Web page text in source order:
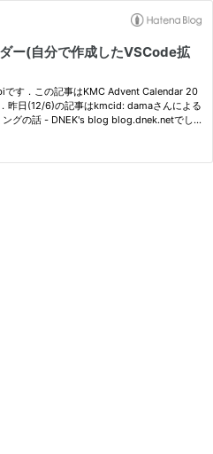
ー(自分で作成したVSCode拡
す．この記事はKMC Advent Calendar 20
昨日(12/6)の記事はkmcid: damaさんによる
グの話 - DNEK's blog blog.dnek.netでし